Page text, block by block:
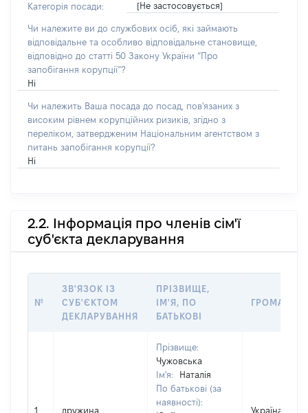
Категорія посади: [Не застосовується]
Чи належите ви до службових осіб, які займають
відповідальне та особливо відповідальне становище,
відповідно до статті 50 Закону України “Про
запобігання корупції”?
Ні
Чи належить Ваша посада до посад, пов'язаних з
високим рівнем корупційних ризиків, згідно з
переліком, затвердженим Національним агентством з
питань запобігання корупції?
Ні
2.2. Інформація про членів сім'ї
суб'єкта декларування
№
ЗВ'ЯЗОК ІЗ
СУБ'ЄКТОМ
ДЕКЛАРУВАННЯ
ПРІЗВИЩЕ,
ІМ'Я, ПО
БАТЬКОВІ
1 дружина
Прізвище:
Чужовська
Ім'я:
Наталія
По батькові (за
наявності):
Україна